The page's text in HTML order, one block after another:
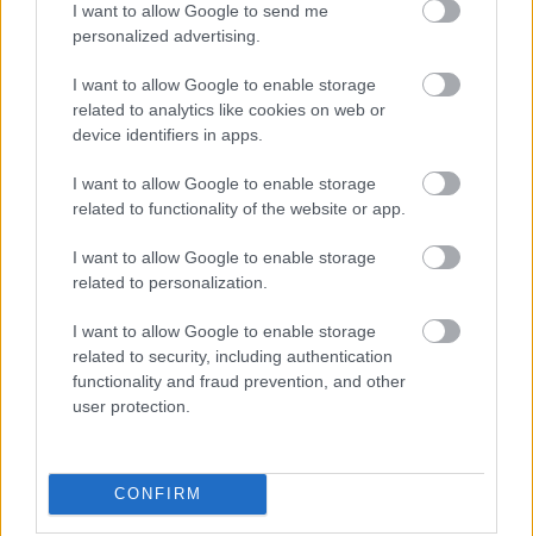
I want to allow Google to send me
personalized advertising.
I want to allow Google to enable storage
related to analytics like cookies on web or
device identifiers in apps.
I want to allow Google to enable storage
related to functionality of the website or app.
I want to allow Google to enable storage
related to personalization.
I want to allow Google to enable storage
related to security, including authentication
functionality and fraud prevention, and other
user protection.
CONFIRM
El Getafe ha tenido en este parón la mala noticia de los
problemas físicos de su capitán Dakonam Djené. El
zaguero no pudo completar el partido contra la República
Democrática del Congo por unas molestias y no pudo jugar
el segundo compromiso ante Sudán del Sur.
Djené ya ha vuelto a Madrid y está a la espera de pruebas
médicas. Se desconoce el alcance de su lesión, por lo que
próximo domingo.
Mbappé y Mastantuono llegaron a las concentraciones de
Francia y Argentina con problemas físicos sufridos en el
Mbappé disputó el encuentro del combinado galo ante
Azerbaiyán, pero fue sustituido en el minuto 83 tras